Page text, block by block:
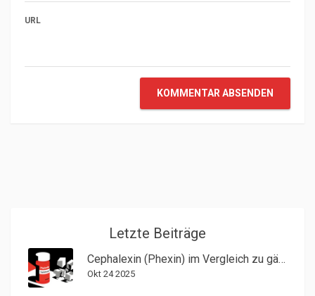
URL
KOMMENTAR ABSENDEN
Letzte Beiträge
Cephalexin (Phexin) im Vergleich zu gängigen Alternativen - Überblick & Fakten
Okt 24 2025